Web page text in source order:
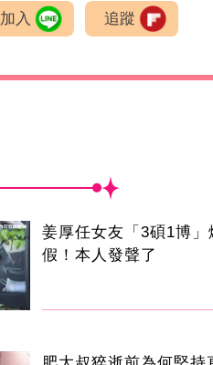
加入 追蹤
姜厚任女友「3碩1博」
假！本人發聲了